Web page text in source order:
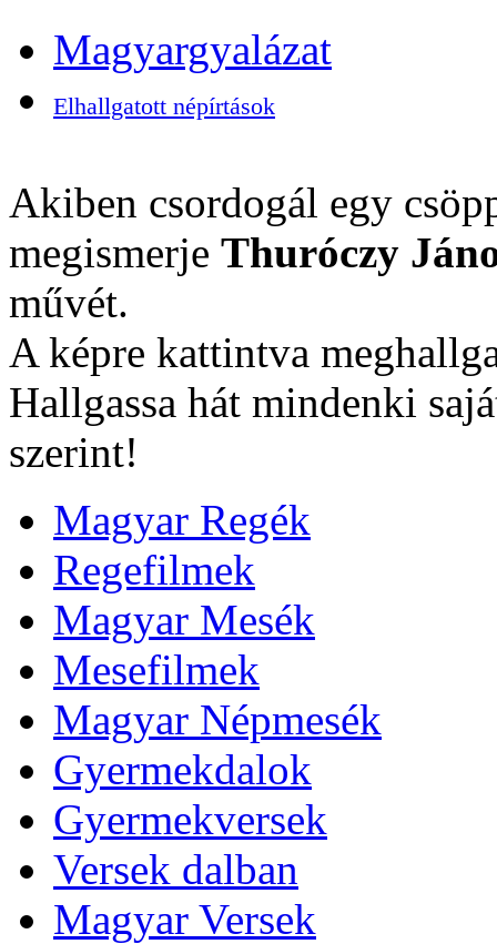
Magyargyalázat
Elhallgatott népírtások
Akiben csordogál egy
megismerje Thuróczy
művét.
A képre kattintva
Hallgassa hát mindenki
szerint!
Magyar Regék
Regefilmek
Magyar Mesék
Mesefilmek
Magyar Népmesék
Gyermekdalok
Gyermekversek
Versek dalban
Magyar Versek